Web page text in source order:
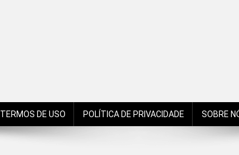
TERMOS DE USO POLÍTICA DE PRIVACIDADE SOBRE